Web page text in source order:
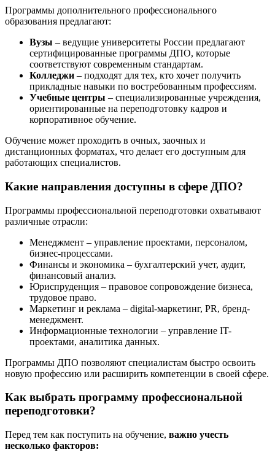
Программы дополнительного профессионального
образования предлагают:
Вузы – ведущие университеты России предлагают
сертифицированные программы ДПО, которые
соответствуют современным стандартам.
Колледжи – подходят для тех, кто хочет получить
прикладные навыки по востребованным профессиям.
Учебные центры – специализированные учреждения,
ориентированные на переподготовку кадров и
корпоративное обучение.
Обучение может проходить в очных, заочных и
дистанционных форматах, что делает его доступным для
работающих специалистов.
Какие направления доступны в сфере ДПО?
Программы профессиональной переподготовки охватывают
различные отрасли:
Менеджмент – управление проектами, персоналом,
бизнес-процессами.
Финансы и экономика – бухгалтерский учет, аудит,
финансовый анализ.
Юриспруденция – правовое сопровождение бизнеса,
трудовое право.
Маркетинг и реклама – digital-маркетинг, PR, бренд-
менеджмент.
Информационные технологии – управление IT-
проектами, аналитика данных.
Программы ДПО позволяют специалистам быстро освоить
новую профессию или расширить компетенции в своей сфере.
Как выбрать программу профессиональной
переподготовки?
Перед тем как поступить на обучение, важно учесть
несколько факторов: